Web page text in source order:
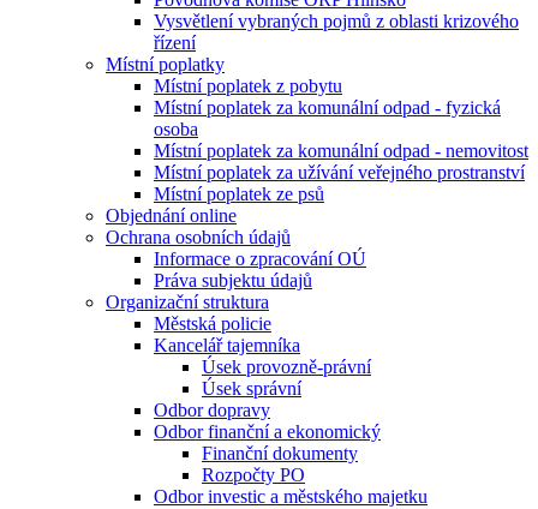
Vysvětlení vybraných pojmů z oblasti krizového
řízení
Místní poplatky
Místní poplatek z pobytu
Místní poplatek za komunální odpad - fyzická
osoba
Místní poplatek za komunální odpad - nemovitost
Místní poplatek za užívání veřejného prostranství
Místní poplatek ze psů
Objednání online
Ochrana osobních údajů
Informace o zpracování OÚ
Práva subjektu údajů
Organizační struktura
Městská policie
Kancelář tajemníka
Úsek provozně-právní
Úsek správní
Odbor dopravy
Odbor finanční a ekonomický
Finanční dokumenty
Rozpočty PO
Odbor investic a městského majetku